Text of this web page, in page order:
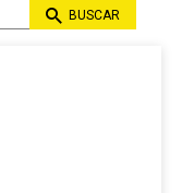
BUSCAR